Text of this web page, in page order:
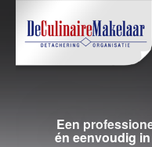
Een
én eenvoudig